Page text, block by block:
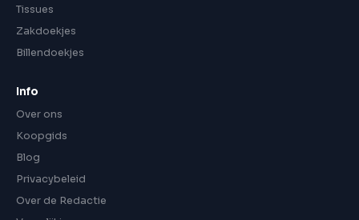
Tissues
Zakdoekjes
Billendoekjes
Info
Over ons
Koopgids
Blog
Privacybeleid
Over de Redactie